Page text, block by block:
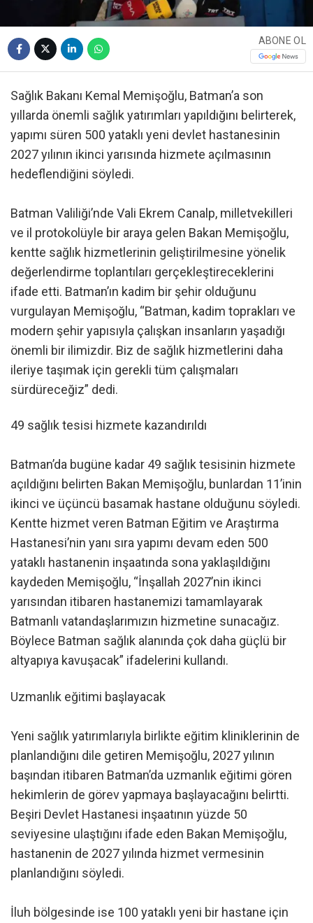
ABONE OL
Sağlık Bakanı Kemal Memişoğlu, Batman’a son
yıllarda önemli sağlık yatırımları yapıldığını belirterek,
yapımı süren 500 yataklı yeni devlet hastanesinin
2027 yılının ikinci yarısında hizmete açılmasının
hedeflendiğini söyledi.
Batman Valiliği’nde Vali Ekrem Canalp, milletvekilleri
ve il protokolüyle bir araya gelen Bakan Memişoğlu,
kentte sağlık hizmetlerinin geliştirilmesine yönelik
değerlendirme toplantıları gerçekleştireceklerini
ifade etti. Batman’ın kadim bir şehir olduğunu
vurgulayan Memişoğlu, “Batman, kadim toprakları ve
modern şehir yapısıyla çalışkan insanların yaşadığı
önemli bir ilimizdir. Biz de sağlık hizmetlerini daha
ileriye taşımak için gerekli tüm çalışmaları
sürdüreceğiz” dedi.
49 sağlık tesisi hizmete kazandırıldı
Batman’da bugüne kadar 49 sağlık tesisinin hizmete
açıldığını belirten Bakan Memişoğlu, bunlardan 11’inin
ikinci ve üçüncü basamak hastane olduğunu söyledi.
Kentte hizmet veren Batman Eğitim ve Araştırma
Hastanesi’nin yanı sıra yapımı devam eden 500
yataklı hastanenin inşaatında sona yaklaşıldığını
kaydeden Memişoğlu, “İnşallah 2027’nin ikinci
yarısından itibaren hastanemizi tamamlayarak
Batmanlı vatandaşlarımızın hizmetine sunacağız.
Böylece Batman sağlık alanında çok daha güçlü bir
altyapıya kavuşacak” ifadelerini kullandı.
Uzmanlık eğitimi başlayacak
Yeni sağlık yatırımlarıyla birlikte eğitim kliniklerinin de
planlandığını dile getiren Memişoğlu, 2027 yılının
başından itibaren Batman’da uzmanlık eğitimi gören
hekimlerin de görev yapmaya başlayacağını belirtti.
Beşiri Devlet Hastanesi inşaatının yüzde 50
seviyesine ulaştığını ifade eden Bakan Memişoğlu,
hastanenin de 2027 yılında hizmet vermesinin
planlandığını söyledi.
İluh bölgesinde ise 100 yataklı yeni bir hastane için